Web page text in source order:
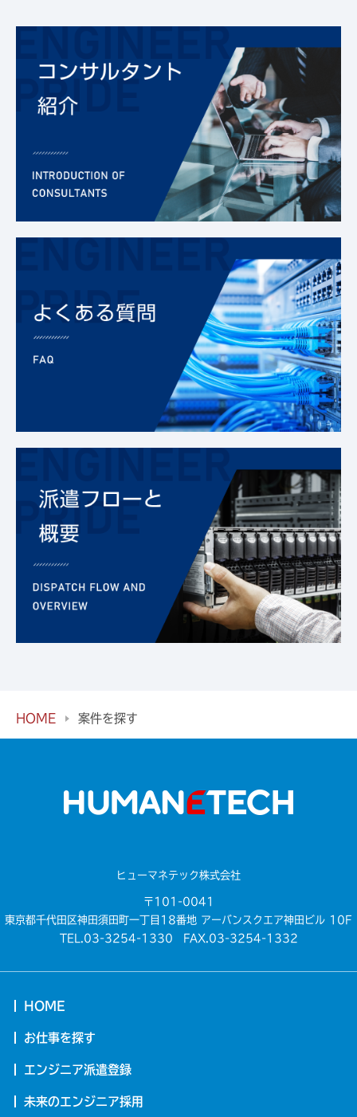
HOME 案件を探す
ヒューマネテック株式会社
〒101-0041
東京都千代田区神田須田町一丁目18番地 アーバンスクエア神田ビル 10F
TEL.03-3254-1330 FAX.03-3254-1332
HOME
お仕事を探す
エンジニア派遣登録
未来のエンジニア採用